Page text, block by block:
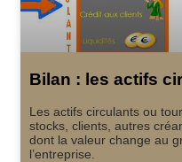
Bilan : les actifs
Les actifs circulants ou
stocks, clients, autres
dont la valeur change au
l’entreprise.